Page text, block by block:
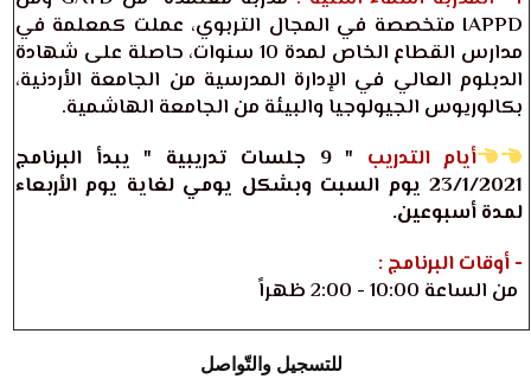
IAPPD متخصصة في المجال التربوي، عملت كمعلمة في
مدارس القطاع الخاص لمدة 10 سنوات، حاصلة على شهادة
الدبلوم العالي في الإدارة المدرسية من الجامعة الأردنية،
بكالوريوس الجيولوجيا والبيئة من الجامعة الهاشمية.
أيام التدريب
" 9 جلسات تدريبية " يبدأ البرنامج
23/1/2021 يوم السبت وبشكل يومي لغاية يوم الأربعاء
لمدة أسبوعين.
- أوقات البرنامج :
من الساعة 10:00 - 2:00 ظهراً
للتسجيل والتّواصل